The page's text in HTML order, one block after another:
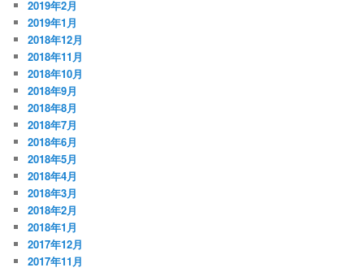
2019年2月
2019年1月
2018年12月
2018年11月
2018年10月
2018年9月
2018年8月
2018年7月
2018年6月
2018年5月
2018年4月
2018年3月
2018年2月
2018年1月
2017年12月
2017年11月